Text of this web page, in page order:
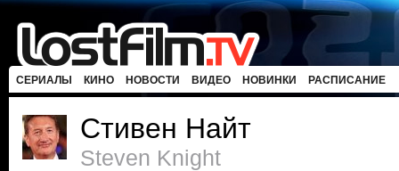
СЕРИАЛЫ КИНО НОВОСТИ ВИДЕО НОВИНКИ РАСПИСАНИЕ
Стивен Найт
Steven Knight